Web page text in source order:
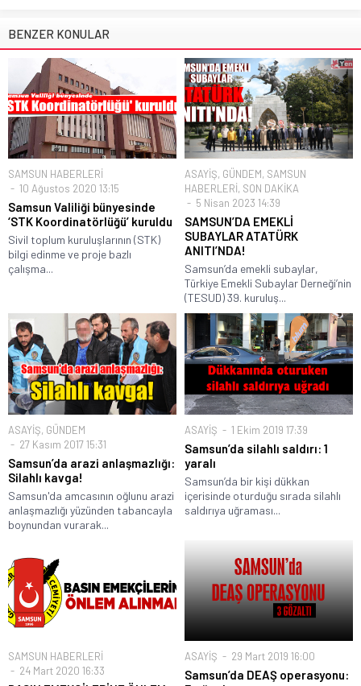
BENZER KONULAR
SAMSUN HABERLERİ
10 Ağustos 2020 13:15
Samsun Valiliği bünyesinde
‘STK Koordinatörlüğü’ kuruldu
Sivil toplum kuruluşlarının (STK)
bilgi edinme ve proje bazlı
çalışma...
ASAYİŞ, GÜNDEM, SAMSUN
HABERLERİ, SON DAKİKA
5 Nisan 2023 14:39
SAMSUN’DA EMEKLİ
SUBAYLAR ATATÜRK
ANITI’NDA!
Samsun’da emekli subaylar,
Türkiye Emekli Subaylar Derneği’nin
(TESUD) 39. kuruluş...
ASAYİŞ, GÜNDEM
27 Kasım 2017 15:31
Samsun’da arazi anlaşmazlığı:
Silahlı kavga!
Samsun'da amcasının oğlunu arazi
anlaşmazlığı yüzünden tabancayla
boynundan vurarak...
ASAYİŞ 1 Ekim 2019 17:39
Samsun’da silahlı saldırı: 1
yaralı
Samsun’da bir kişi dükkan
içerisinde oturduğu sırada silahlı
saldırıya uğraması...
SAMSUN HABERLERİ
24 Mart 2020 16:33
ASAYİŞ 29 Mart 2019 16:00
Samsun’da DEAŞ operasyonu: